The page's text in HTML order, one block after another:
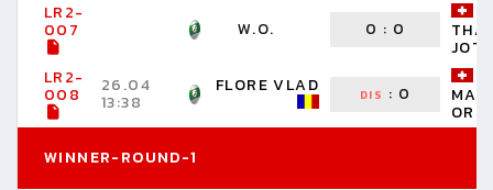
LR2-
007 W.O. 0 : 0
LR2-
008 26.04
13:38
FLORE VLAD DIS : 0
ORIN
WINNER-ROUND-1